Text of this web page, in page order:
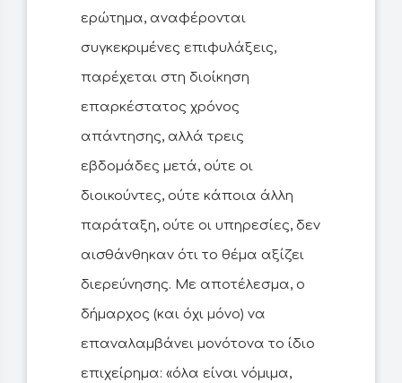
ερώτημα, αναφέρονται
συγκεκριμένες επιφυλάξεις,
παρέχεται στη διοίκηση
επαρκέστατος χρόνος
απάντησης, αλλά τρεις
εβδομάδες μετά, ούτε οι
διοικούντες, ούτε κάποια άλλη
παράταξη, ούτε οι υπηρεσίες, δεν
αισθάνθηκαν ότι το θέμα αξίζει
διερεύνησης. Με αποτέλεσμα, ο
δήμαρχος (και όχι μόνο) να
επαναλαμβάνει μονότονα το ίδιο
επιχείρημα: «όλα είναι νόμιμα,